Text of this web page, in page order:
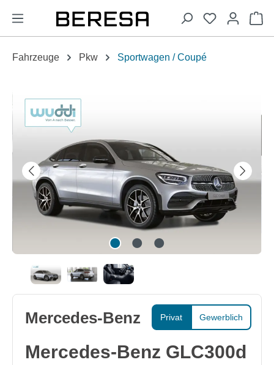
springen
Fahrzeuge Pkw Sportwagen / Coupé
Bildergalerie überspringen
Privat Gewerblich
Mercedes-Benz
Mercedes-Benz GLC300d